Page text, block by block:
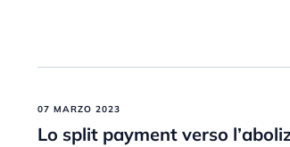
07 MARZO 2023
Lo split payment verso